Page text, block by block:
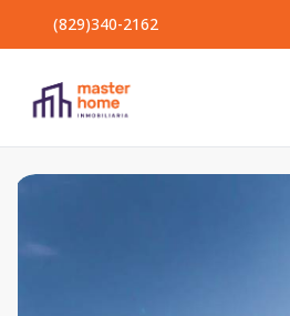
(829)340-2162